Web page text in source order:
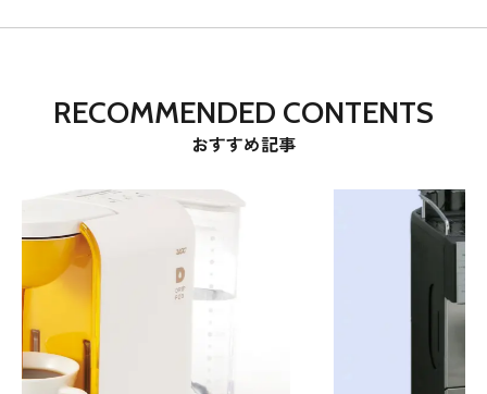
RECOMMENDED CONTENTS
おすすめ記事